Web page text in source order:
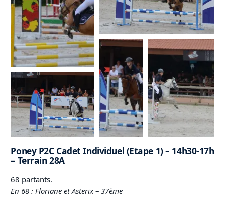
Poney P2C Cadet Individuel (Etape 1) – 14h30-17h
– Terrain 28A
68 partants.
En 68 : Floriane et Asterix–37ème